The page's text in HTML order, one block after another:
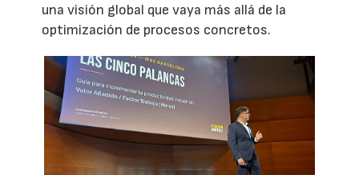
una visión global que vaya más allá de la
optimización de procesos concretos.